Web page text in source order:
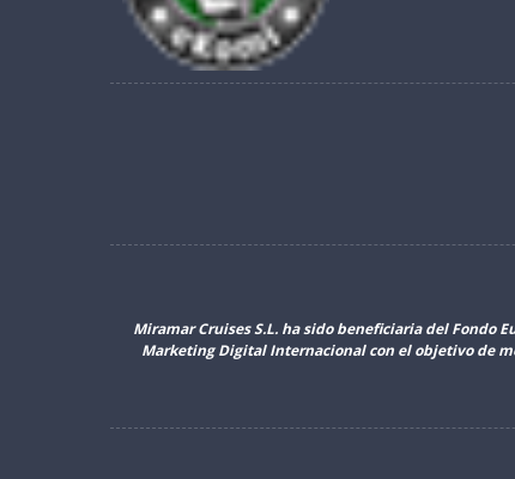
Miramar Cruises S.L. ha sido beneficiaria del Fondo
Marketing Digital Internacional con el objetivo de